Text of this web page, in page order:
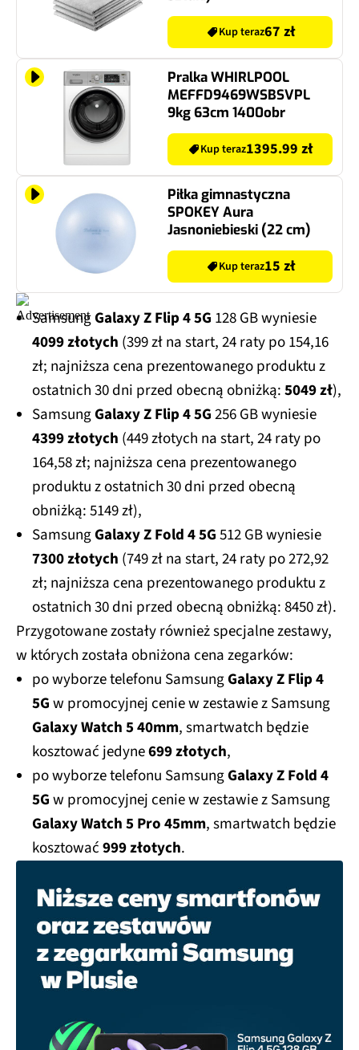
Kup teraz67 zł
Pralka WHIRLPOOL
MEFFD9469WSBSVPL
9kg 63cm 1400obr
Kup teraz1395.99 zł
Piłka gimnastyczna
SPOKEY Aura
Jasnoniebieski (22 cm)
Kup teraz15 zł
SamsungGalaxy Z Flip 4 5G 128 GB wyniesie
4099 złotych (399 zł na start, 24 raty po 154,16
zł; najniższa cena prezentowanego produktu z
ostatnich 30 dni przed obecną obniżką: 5049 zł),
SamsungGalaxy Z Flip 4 5G 256 GB wyniesie
4399 złotych (449 złotych na start, 24 raty po
164,58 zł; najniższa cena prezentowanego
produktu z ostatnich 30 dni przed obecną
obniżką: 5149 zł),
SamsungGalaxy Z Fold 4 5G 512 GB wyniesie
7300 złotych (749 zł na start, 24 raty po 272,92
zł; najniższa cena prezentowanego produktu z
ostatnich 30 dni przed obecną obniżką: 8450 zł).
Przygotowane zostały również specjalne zestawy,
w których została obniżona cena zegarków:
po wyborze telefonu SamsungGalaxy Z Flip 4
5Gw promocyjnej cenie w zestawie z Samsung
Galaxy Watch 5 40mm , smartwatch będzie
kosztować jedyne699 złotych
po wyborze telefonu SamsungGalaxy Z Fold 4
5Gw promocyjnej cenie w zestawie z Samsung
Galaxy Watch 5 Pro 45mm , smartwatch będzie
kosztować999 złotych